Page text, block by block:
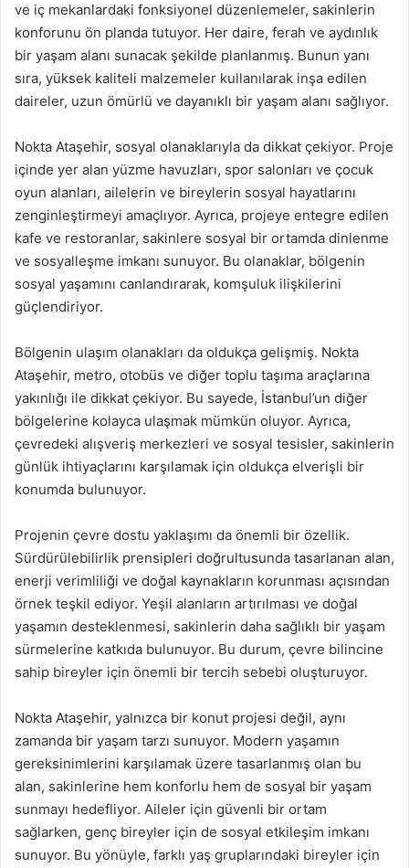
ve iç mekanlardaki fonksiyonel düzenlemeler, sakinlerin
konforunu ön planda tutuyor. Her daire, ferah ve aydınlık
bir yaşam alanı sunacak şekilde planlanmış. Bunun yanı
sıra, yüksek kaliteli malzemeler kullanılarak inşa edilen
daireler, uzun ömürlü ve dayanıklı bir yaşam alanı sağlıyor.
Nokta Ataşehir, sosyal olanaklarıyla da dikkat çekiyor. Proje
içinde yer alan yüzme havuzları, spor salonları ve çocuk
oyun alanları, ailelerin ve bireylerin sosyal hayatlarını
zenginleştirmeyi amaçlıyor. Ayrıca, projeye entegre edilen
kafe ve restoranlar, sakinlere sosyal bir ortamda dinlenme
ve sosyalleşme imkanı sunuyor. Bu olanaklar, bölgenin
sosyal yaşamını canlandırarak, komşuluk ilişkilerini
güçlendiriyor.
Bölgenin ulaşım olanakları da oldukça gelişmiş. Nokta
Ataşehir, metro, otobüs ve diğer toplu taşıma araçlarına
yakınlığı ile dikkat çekiyor. Bu sayede, İstanbul’un diğer
bölgelerine kolayca ulaşmak mümkün oluyor. Ayrıca,
çevredeki alışveriş merkezleri ve sosyal tesisler, sakinlerin
günlük ihtiyaçlarını karşılamak için oldukça elverişli bir
konumda bulunuyor.
Projenin çevre dostu yaklaşımı da önemli bir özellik.
Sürdürülebilirlik prensipleri doğrultusunda tasarlanan alan,
enerji verimliliği ve doğal kaynakların korunması açısından
örnek teşkil ediyor. Yeşil alanların artırılması ve doğal
yaşamın desteklenmesi, sakinlerin daha sağlıklı bir yaşam
sürmelerine katkıda bulunuyor. Bu durum, çevre bilincine
sahip bireyler için önemli bir tercih sebebi oluşturuyor.
Nokta Ataşehir, yalnızca bir konut projesi değil, aynı
zamanda bir yaşam tarzı sunuyor. Modern yaşamın
gereksinimlerini karşılamak üzere tasarlanmış olan bu
alan, sakinlerine hem konforlu hem de sosyal bir yaşam
sunmayı hedefliyor. Aileler için güvenli bir ortam
sağlarken, genç bireyler için de sosyal etkileşim imkanı
sunuyor. Bu yönüyle, farklı yaş gruplarındaki bireyler için